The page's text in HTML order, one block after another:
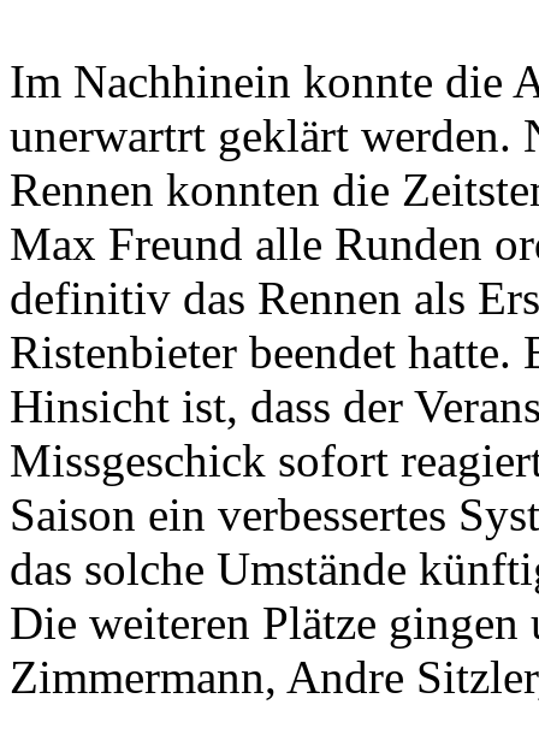
Im Nachhinein konnte die
unerwartrt geklärt werden.
Rennen konnten die
Max Freund alle Runden
definitiv das Rennen als
Ristenbieter beendet
Hinsicht ist, dass der
Missgeschick sofort
Saison ein verbessertes
das solche Umstände
Die weiteren Plätze gingen
Zimmermann, Andre